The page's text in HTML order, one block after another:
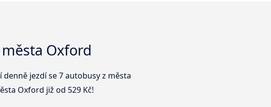
Oxford
jezdí se 7 autobusy z města
Oxford již od 529 Kč!